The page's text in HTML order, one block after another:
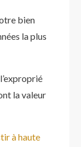
bien
la plus
la valeur
à haute